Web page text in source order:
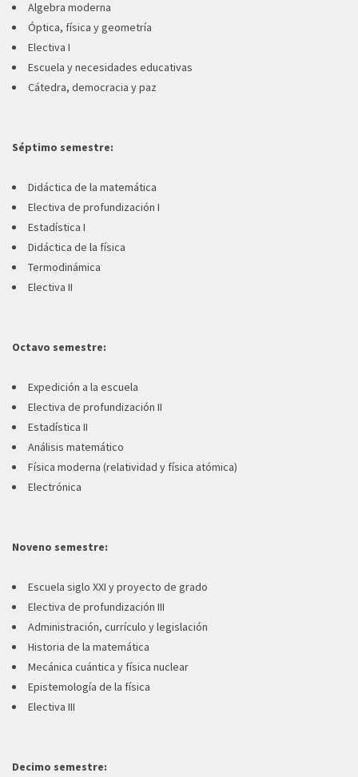
Algebra moderna
Óptica, física y geometría
Electiva I
Escuela y necesidades educativas
Cátedra, democracia y paz
Séptimo semestre:
Didáctica de la matemática
Electiva de profundización I
Estadística I
Didáctica de la física
Termodinámica
Electiva II
Octavo semestre:
Expedición a la escuela
Electiva de profundización II
Estadística II
Análisis matemático
Física moderna (relatividad y física atómica)
Electrónica
Noveno semestre:
Escuela siglo XXI y proyecto de grado
Electiva de profundización III
Administración, currículo y legislación
Historia de la matemática
Mecánica cuántica y física nuclear
Epistemología de la física
Electiva III
Decimo semestre: